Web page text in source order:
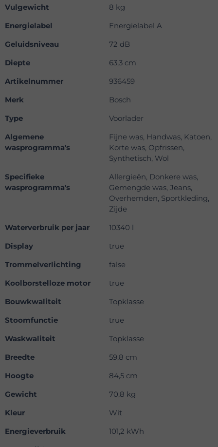
Vulgewicht
8 kg
Energielabel
Energielabel A
Geluidsniveau
72 dB
Diepte
63,3 cm
Artikelnummer
936459
Merk
Bosch
Type
Voorlader
Algemene
wasprogramma's
Fijne was, Handwas, Katoen,
Korte was, Opfrissen,
Synthetisch, Wol
Specifieke
wasprogramma's
Allergieën, Donkere was,
Gemengde was, Jeans,
Overhemden, Sportkleding,
Zijde
Waterverbruik per jaar
10340 l
Display
true
Trommelverlichting
false
Koolborstelloze motor
true
Bouwkwaliteit
Topklasse
Stoomfunctie
true
Waskwaliteit
Topklasse
Breedte
59,8 cm
Hoogte
84,5 cm
Gewicht
70,8 kg
Kleur
Wit
Energieverbruik
101,2 kWh